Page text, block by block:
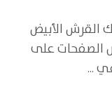
القرش الأبيض
الصفحات على
...